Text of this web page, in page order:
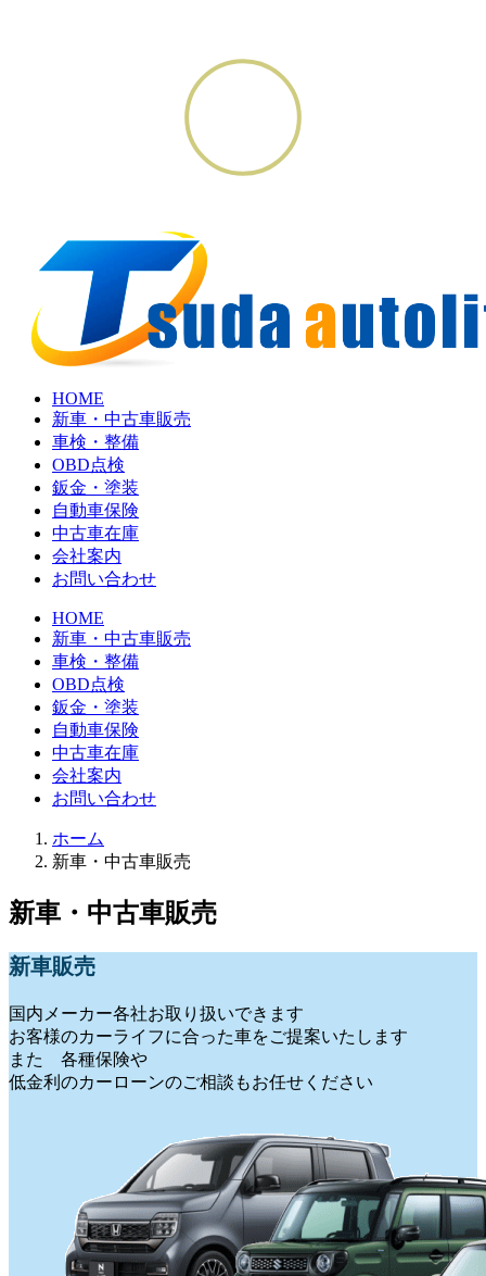
HOME
新車・中古車販売
車検・整備
OBD点検
鈑金・塗装
自動車保険
中古車在庫
会社案内
お問い合わせ
HOME
新車・中古車販売
車検・整備
OBD点検
鈑金・塗装
自動車保険
中古車在庫
会社案内
お問い合わせ
ホーム
新車・中古車販売
新車・中古車販売
新車販売
国内メーカー各社お取り扱いできます
お客様のカーライフに合った車をご提案いたします
また 各種保険や
低金利のカーローンのご相談もお任せください